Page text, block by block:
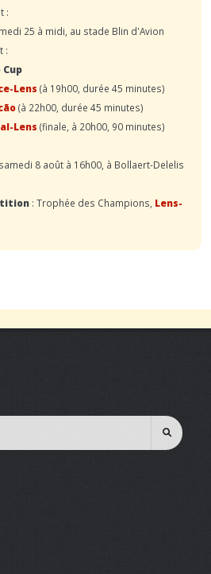
:
25 à midi, au stade Blin d'Avion
:
Cup
Lens (à 19h00, durée 45 minutes)
(à 22h00, durée 45 minutes)
Lens (finale, à 20h00, 90 minutes)
samedi 8 août à 16h00, à Bollaert-Delelis
: Trophée des Champions, Lens-